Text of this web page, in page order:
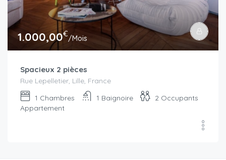
1.000,00€/Mois
Spacieux 2 pièces
Rue Lepelletier, Lille, France
1 Chambres 1 Baignoire 2 Occupants
Appartement